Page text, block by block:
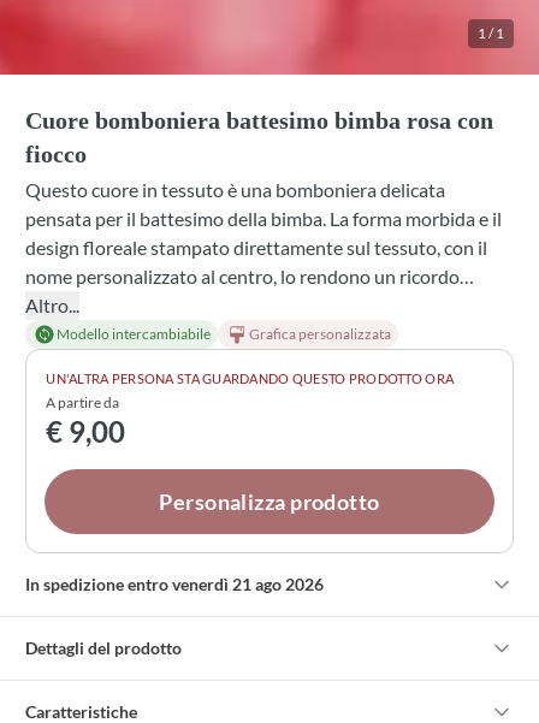
1/1
Cuore bomboniera battesimo bimba rosa con
fiocco
Questo cuore in tessuto è una bomboniera delicata
pensata per il battesimo della bimba. La forma morbida e il
design floreale stampato direttamente sul tessuto, con il
nome personalizzato al centro, lo rendono un ricordo
speciale e intimo. Puoi scegliere tra cotone bianco, cotone
avorio o puro lino panna, abbinare il fiocco del colore che
preferisci e decidere se arricchirlo con confetti e
profumazioni naturali come lavanda, mughetto o
gelsomino. Un gesto elegante che racchiude dolcezza e cura
nei dettagli.
Altro...
Modello intercambiabile Grafica personalizzata
UN'ALTRA PERSONA STA GUARDANDO QUESTO PRODOTTO ORA
A partire da
€ 9,00
Personalizza prodotto
In spedizione entro venerdì 21 ago 2026
Dettagli del prodotto
Caratteristiche